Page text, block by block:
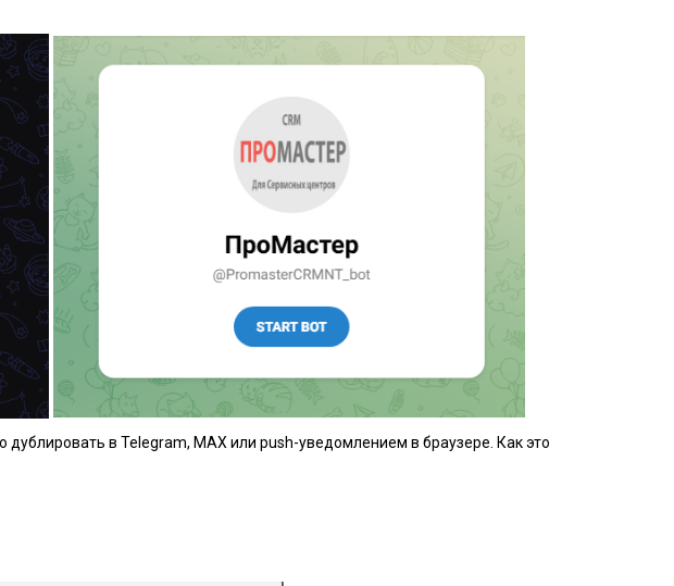
в Telegram, MAX или push-уведомлением в браузере. Как это